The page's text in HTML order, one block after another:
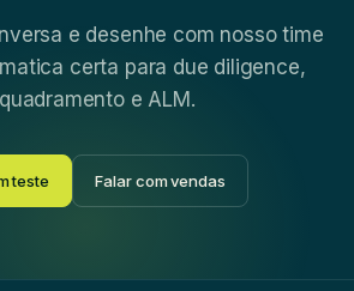
e desenhe com nosso time
certa para due diligence,
e ALM.
teste Falar com vendas